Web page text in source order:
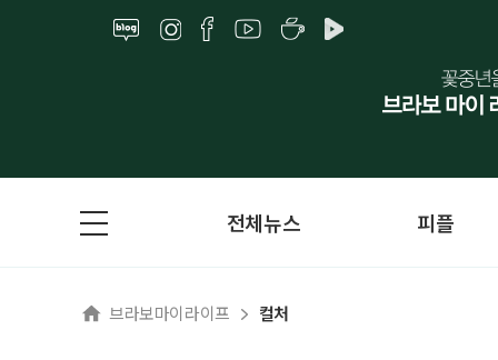
전체뉴스 피플
브라보마이라이프 컬처